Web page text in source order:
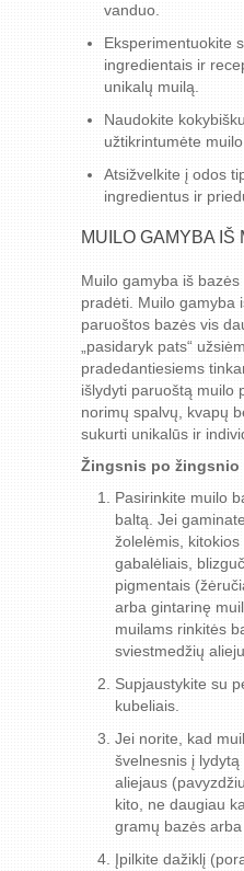
vanduo.
Eksperimentuokite
ingredientais ir
unikalų muilą.
Naudokite
užtikrintumėte
Atsižvelkite į odos
ingredientus ir
MUILO GAMYBA IŠ
Muilo gamyba iš
pradėti. Muilo gamyba
paruoštos bazės vis
„pasidaryk pats“
pradedantiesiems
išlydyti paruoštą muilo
norimų spalvų, kvapų
sukurti unikalūs ir
Žingsnis po žingsnio
Pasirinkite muilo
baltą. Jei
žolelėmis,
gabalėliais,
pigmentais
arba gintarinę
muilams rinkitės
sviestmedžių
Supjaustykite su
kubeliais.
Jei norite, kad
švelnesnis į
aliejaus
kito, ne daugiau
gramų bazės arba
Įpilkite dažiklį